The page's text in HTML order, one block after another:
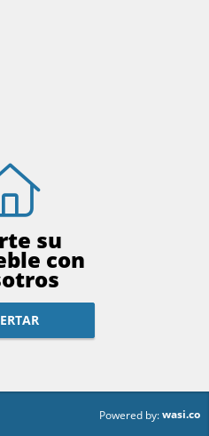
su
con
Powered by:wasi.co